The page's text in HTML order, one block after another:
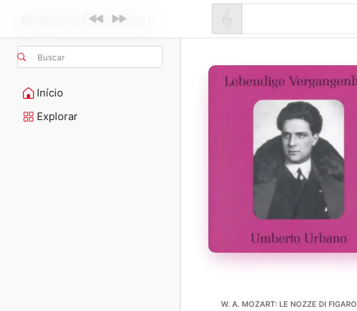
Buscar
Início
Explorar
W. A. MOZART: LE NOZZE DI FIGARO